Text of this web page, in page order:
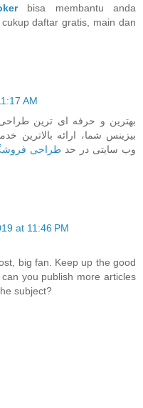
bisa membantu anda
daftar gratis, main dan
AM
بهترین و حرفه ای ترین
بیزینس شما، ارائه بالاترین
وب سایتی در حدطراحی
at 11:46 PM
big fan. Keep up the good
you publish more articles
subject?